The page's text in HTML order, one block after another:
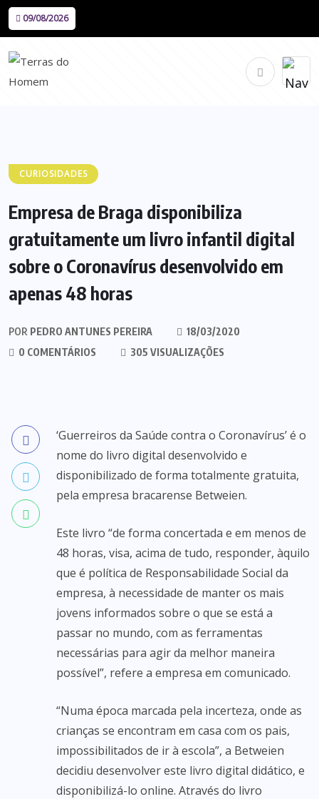
09/08/2026
CURIOSIDADES
Empresa de Braga disponibiliza
gratuitamente um livro infantil digital
sobre o Coronavírus desenvolvido em
apenas 48 horas
POR PEDRO ANTUNES PEREIRA
18/03/2020
0 COMENTÁRIOS
305 VISUALIZAÇÕES
‘Guerreiros da Saúde contra o Coronavírus’ é o
nome do livro digital desenvolvido e
disponibilizado de forma totalmente gratuita,
pela empresa bracarense Betweien.
Este livro “de forma concertada e em menos de
48 horas, visa, acima de tudo, responder, àquilo
que é política de Responsabilidade Social da
empresa, à necessidade de manter os mais
jovens informados sobre o que se está a
passar no mundo, com as ferramentas
necessárias para agir da melhor maneira
possível”, refere a empresa em comunicado.
“Numa época marcada pela incerteza, onde as
crianças se encontram em casa com os pais,
impossibilitados de ir à escola”, a Betweien
decidiu desenvolver este livro digital didático, e
disponibilizá-lo online. Através do livro